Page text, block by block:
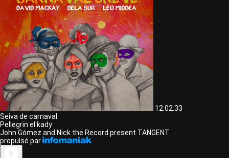
12:02:33
Seiva de carnaval
Pellegrin el kady
John Gómez and Nick the Record present TANGENT
propulsé par